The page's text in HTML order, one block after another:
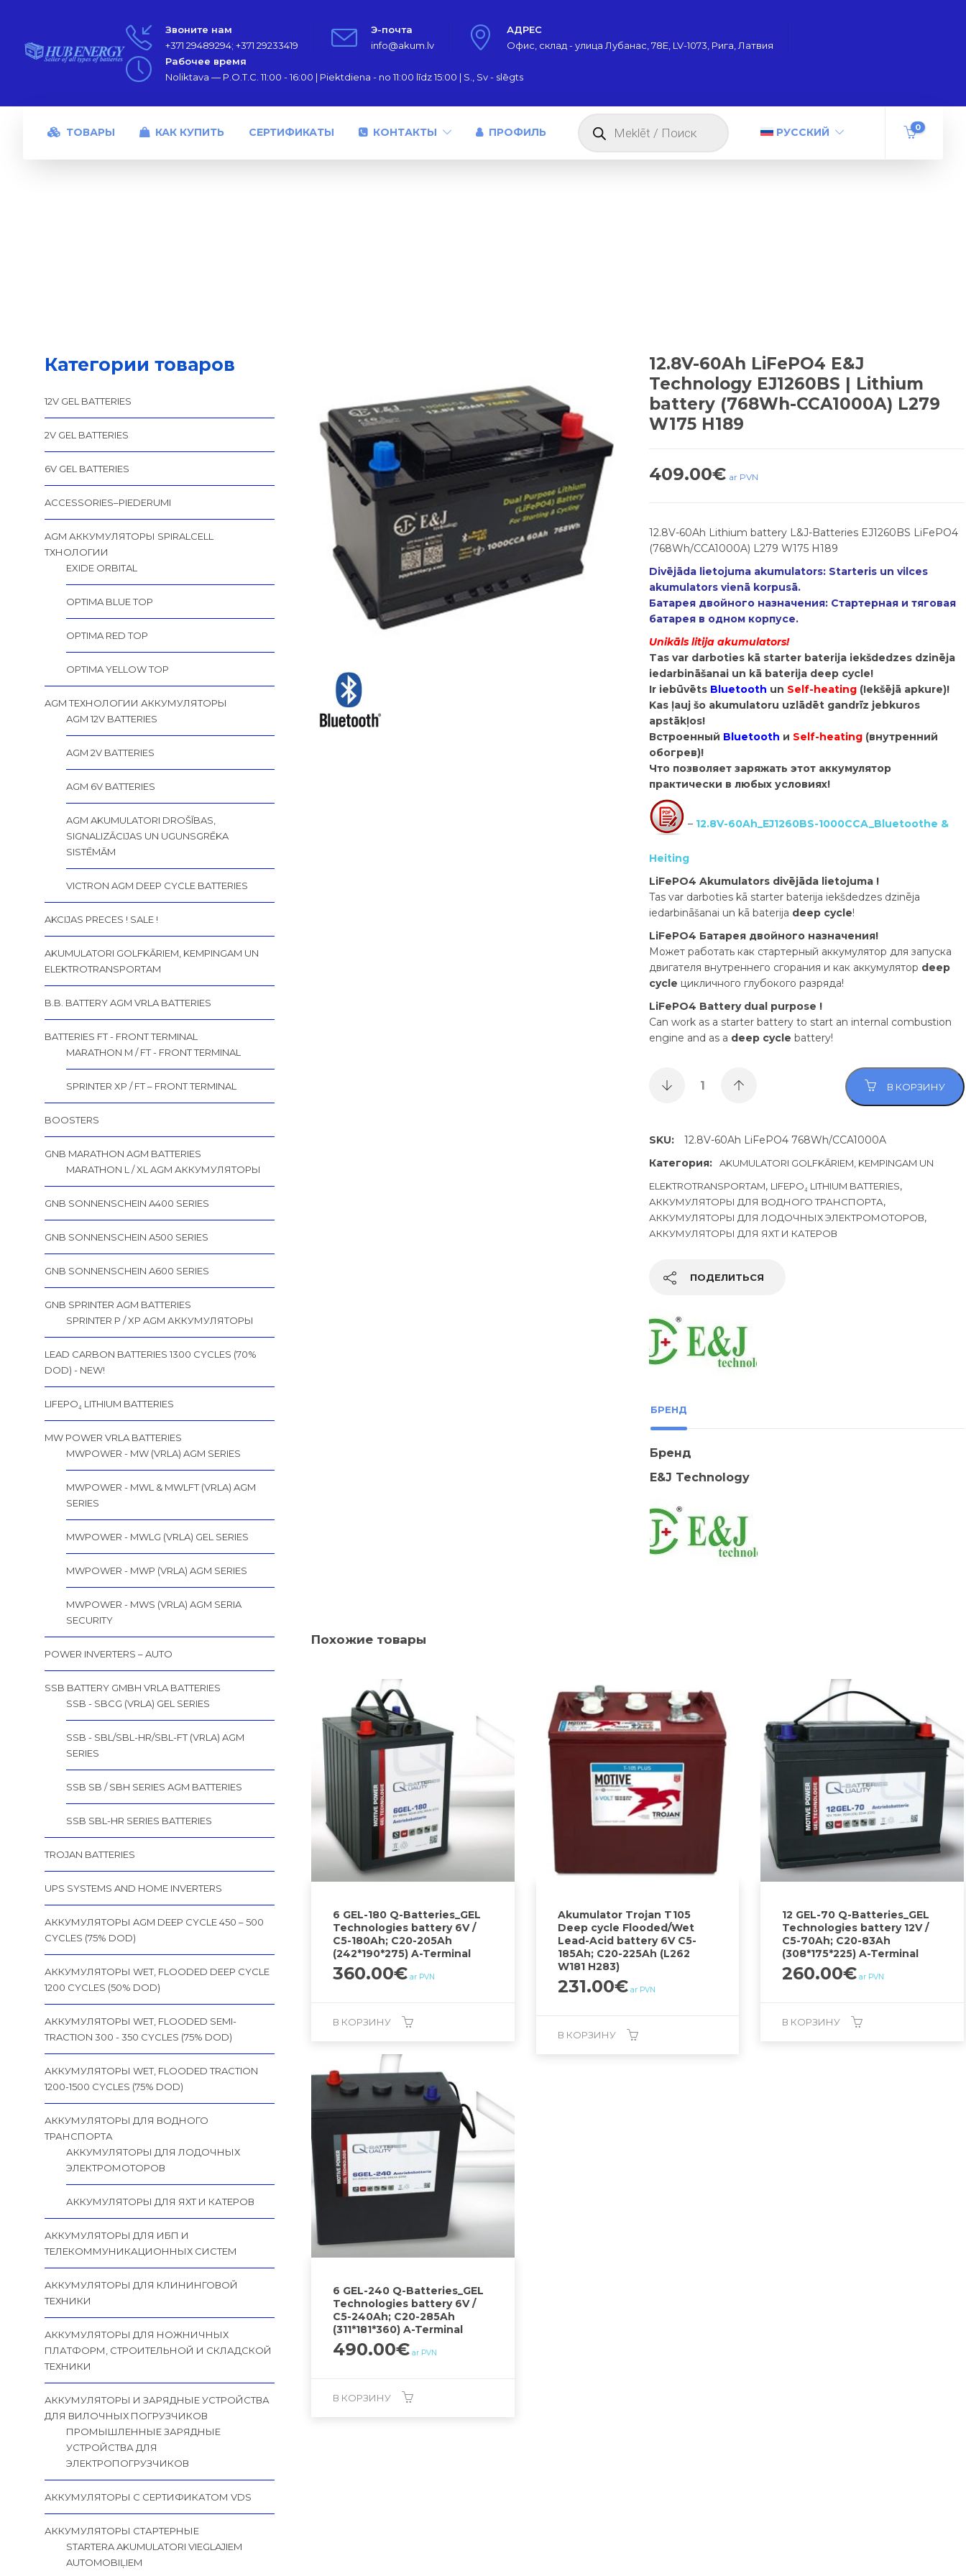
Звоните нам
+371 29489294; +371 29233419
Э-почта
info@akum.lv
АДРЕС
Офис, склад - улица Лубанас, 78Е, LV-1073, Рига, Латвия
Рабочее время
Noliktava — P.O.T.C. 11:00 - 16:00 | Piektdiena - no 11:00 līdz 15:00 | S., Sv - slēgts
ТОВАРЫ КАК КУПИТЬ СЕРТИФИКАТЫ КОНТАКТЫ ПРОФИЛЬ
Поиск
товаров РУССКИЙ 0
12.8V-60Ah LiFePO4 E&J
Technology EJ1260BS | Lithium
battery (768Wh-CCA1000A) L279
W175 H189
409.00€ ar PVN
12.8V-60Ah Lithium battery L&J-Batteries EJ1260BS LiFePO4
(768Wh/CCA1000A) L279 W175 H189
Divējāda lietojuma akumulators: Starteris un vilces
akumulators vienā korpusā.
Батарея двойного назначения: Стартерная и тяговая
батарея в одном корпусе.
Unikāls litija akumulators!
Tas var darboties kā starter baterija iekšdedzes dzinēja
iedarbināšanai un kā baterija deep cycle!
Ir iebūvēts Bluetooth un Self-heating(Iekšējā apkure)!
Kas ļauj šo akumulatoru uzlādēt gandrīz jebkuros
apstākļos!
Встроенный Bluetooth и Self-heating(внутренний
обогрев)!
Что позволяет заряжать этот аккумулятор
практически в любых условиях!
– 12.8V-60Ah_EJ1260BS-1000CCA_Bluetoothe &
Heiting
LiFePO4 Akumulators divējāda lietojuma !
Tas var darboties kā starter baterija iekšdedzes dzinēja
iedarbināšanai un kā baterija deep cycle!
LiFePO4 Батарея двойного назначения!
Может работать как стартерный аккумулятор для запуска
двигателя внутреннего сгорания и как аккумулятор deep
cycle цикличного глубокого разряда!
LiFePO4 Battery dual purpose !
Can work as a starter battery to start an internal combustion
engine and as a deep cycle battery!
В КОРЗИНУ
SKU:
12.8V-60Ah LiFePO4 768Wh/CCA1000A
Категория:
AKUMULATORI GOLFKĀRIEM, KEMPINGAM UN
ELEKTROTRANSPORTAM, LIFEPO₄ LITHIUM BATTERIES,
АККУМУЛЯТОРЫ ДЛЯ ВОДНОГО ТРАНСПОРТА,
АККУМУЛЯТОРЫ ДЛЯ ЛОДОЧНЫХ ЭЛЕКТРОМОТОРОВ,
АККУМУЛЯТОРЫ ДЛЯ ЯХТ И КАТЕРОВ
ПОДЕЛИТЬСЯ
БРЕНД
Бренд
E&J Technology
Похожие товары
6 GEL-180 Q-Batteries_GEL
Technologies battery 6V /
C5-180Ah; C20-205Ah
(242*190*275) A-Terminal
360.00€ ar PVN
В КОРЗИНУ
Akumulator Trojan T105
Deep cycle Flooded/Wet
Lead-Acid battery 6V C5-
185Ah; C20-225Ah (L262
W181 H283)
231.00€ ar PVN
В КОРЗИНУ
12 GEL-70 Q-Batteries_GEL
Technologies battery 12V /
C5-70Ah; C20-83Ah
(308*175*225) A-Terminal
260.00€ ar PVN
В КОРЗИНУ
6 GEL-240 Q-Batteries_GEL
Technologies battery 6V /
C5-240Ah; C20-285Ah
(311*181*360) A-Terminal
490.00€ ar PVN
В КОРЗИНУ
Категории товаров
12V GEL BATTERIES
2V GEL BATTERIES
6V GEL BATTERIES
ACCESSORIES–PIEDERUMI
AGM АККУМУЛЯТОРЫ SPIRALCELL
TХНОЛОГИИ
EXIDE ORBITAL
OPTIMA BLUE TOP
OPTIMA RED TOP
OPTIMA YELLOW TOP
AGM ТЕХНОЛОГИИ АККУМУЛЯТОРЫ
AGM 12V BATTERIES
AGM 2V BATTERIES
AGM 6V BATTERIES
AGM AKUMULATORI DROŠĪBAS,
SIGNALIZĀCIJAS UN UGUNSGRĒKA
SISTĒMĀM
VICTRON AGM DEEP CYCLE BATTERIES
AKCIJAS PRECES ! SALE !
AKUMULATORI GOLFKĀRIEM, KEMPINGAM UN
ELEKTROTRANSPORTAM
B.B. BATTERY AGM VRLA BATTERIES
BATTERIES FT - FRONT TERMINAL
MARATHON M / FT - FRONT TERMINAL
SPRINTER XP / FT – FRONT TERMINAL
BOOSTERS
GNB MARATHON AGM BATTERIES
MARATHON L / XL AGM АККУМУЛЯТОРЫ
GNB SONNENSCHEIN A400 SERIES
GNB SONNENSCHEIN A500 SERIES
GNB SONNENSCHEIN A600 SERIES
GNB SPRINTER AGM BATTERIES
SPRINTER P / XP AGM АККУМУЛЯТОРЫ
LEAD CARBON BATTERIES 1300 CYCLES (70%
DOD) - NEW!
LIFEPO₄ LITHIUM BATTERIES
MW POWER VRLA BATTERIES
MWPOWER - MW (VRLA) AGM SERIES
MWPOWER - MWL & MWLFT (VRLA) AGM
SERIES
MWPOWER - MWLG (VRLA) GEL SERIES
MWPOWER - MWP (VRLA) AGM SERIES
MWPOWER - MWS (VRLA) AGM SERIA
SECURITY
POWER INVERTERS – AUTO
SSB BATTERY GMBH VRLA BATTERIES
SSB - SBCG (VRLA) GEL SERIES
SSB - SBL/SBL-HR/SBL-FT (VRLA) AGM
SERIES
SSB SB / SBH SERIES AGM BATTERIES
SSB SBL-HR SERIES BATTERIES
TROJAN BATTERIES
UPS SYSTEMS AND HOME INVERTERS
АККУМУЛЯТОРЫ AGM DEEP CYCLE 450 – 500
CYCLES (75% DOD)
АККУМУЛЯТОРЫ WET, FLOODED DEEP CYCLE
1200 CYCLES (50% DOD)
АККУМУЛЯТОРЫ WET, FLOODED SEMI-
TRACTION 300 - 350 CYCLES (75% DOD)
АККУМУЛЯТОРЫ WET, FLOODED TRACTION
1200-1500 CYCLES (75% DOD)
АККУМУЛЯТОРЫ ДЛЯ ВОДНОГО
ТРАНСПОРТА
АККУМУЛЯТОРЫ ДЛЯ ЛОДОЧНЫХ
ЭЛЕКТРОМОТОРОВ
АККУМУЛЯТОРЫ ДЛЯ ЯХТ И КАТЕРОВ
АККУМУЛЯТОРЫ ДЛЯ ИБП И
ТЕЛЕКОММУНИКАЦИОННЫХ СИСТЕМ
АККУМУЛЯТОРЫ ДЛЯ КЛИНИНГОВОЙ
ТЕХНИКИ
АККУМУЛЯТОРЫ ДЛЯ НОЖНИЧНЫХ
ПЛАТФОРМ, СТРОИТЕЛЬНОЙ И СКЛАДСКОЙ
ТЕХНИКИ
АККУМУЛЯТОРЫ И ЗАРЯДНЫЕ УСТРОЙСТВА
ДЛЯ ВИЛОЧНЫХ ПОГРУЗЧИКОВ
ПРОМЫШЛЕННЫЕ ЗАРЯДНЫЕ
УСТРОЙСТВА ДЛЯ
ЭЛЕКТРОПОГРУЗЧИКОВ
АККУМУЛЯТОРЫ С СЕРТИФИКАТОМ VDS
АККУМУЛЯТОРЫ СТАРТЕРНЫЕ
STARTERA AKUMULATORI VIEGLAJIEM
AUTOMOBIĻIEM